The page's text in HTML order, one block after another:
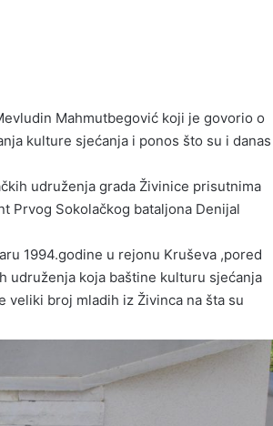
Mahmutbegović koji je govorio o
kulture sjećanja i ponos što su i danas
udruženja grada Živinice prisutnima
Prvog Sokolačkog bataljona Denijal
1994.godine u rejonu Kruševa ,pored
udruženja koja baštine kulturu sjećanja
veliki broj mladih iz Živinca na šta su